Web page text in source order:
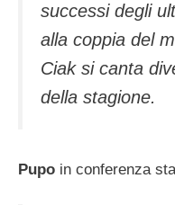
successi degli
alla coppia del
Ciak si canta
della stagione.
Pupo in conferenza